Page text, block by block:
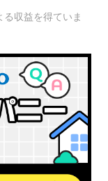
収益を得ていま